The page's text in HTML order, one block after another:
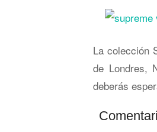
La colección
de Londres,
deberás